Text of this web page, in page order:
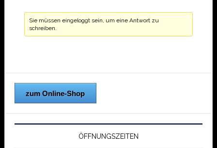
Sie müssen eingeloggt sein, um eine Antwort zu
schreiben.
zum Online-Shop
ÖFFNUNGSZEITEN